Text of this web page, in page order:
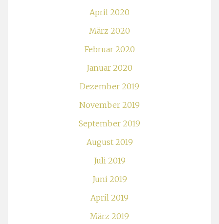
April 2020
März 2020
Februar 2020
Januar 2020
Dezember 2019
November 2019
September 2019
August 2019
Juli 2019
Juni 2019
April 2019
März 2019